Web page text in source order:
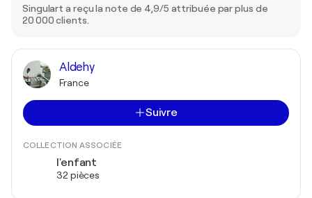
Singulart a reçu la note de 4,9/5 attribuée par plus de
20 000 clients.
Aldehy
France
Suivre
COLLECTION ASSOCIÉE
l'enfant
32 pièces